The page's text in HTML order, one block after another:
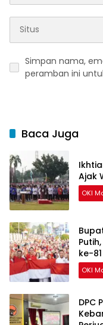
Simpan nama,
peramban ini
Baca Juga
Ajak
OKI
ke-81
OKI
DPC